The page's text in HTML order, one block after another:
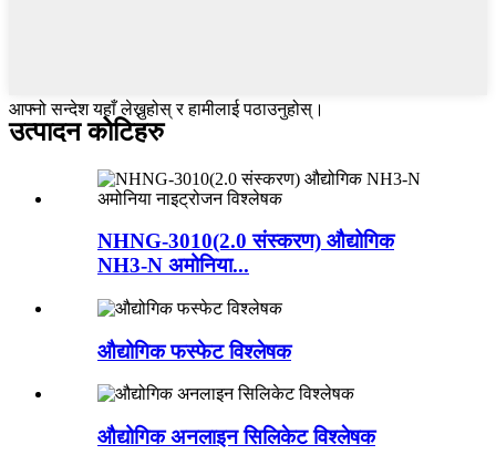
आफ्नो सन्देश यहाँ लेख्नुहोस् र हामीलाई पठाउनुहोस्।
उत्पादन कोटिहरु
NHNG-3010(2.0 संस्करण) औद्योगिक
NH3-N अमोनिया...
औद्योगिक फस्फेट विश्लेषक
औद्योगिक अनलाइन सिलिकेट विश्लेषक